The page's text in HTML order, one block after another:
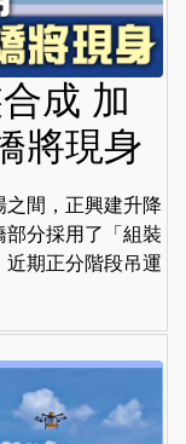
成 加
將現身
間，正興建升降
分採用了「組裝
期正分階段吊運